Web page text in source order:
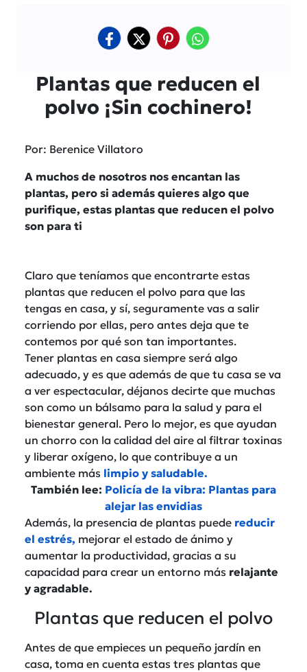
Plantas que reducen el
polvo ¡Sin cochinero!
Por: Berenice Villatoro
A muchos de nosotros nos encantan las
plantas, pero si además quieres algo que
purifique, estas plantas que reducen el polvo
son para ti
Claro que teníamos que encontrarte estas
plantas que reducen el polvo para que las
tengas en casa, y sí, seguramente vas a salir
corriendo por ellas, pero antes deja que te
contemos por qué son tan importantes.
Tener plantas en casa siempre será algo
adecuado, y es que además de que tu casa se va
a ver espectacular, déjanos decirte que muchas
son como un bálsamo para la salud y para el
bienestar general. Pero lo mejor, es que ayudan
un chorro con la calidad del aire al filtrar toxinas
y liberar oxígeno, lo que contribuye a un
ambiente más limpio y saludable.
También lee: Policía de la vibra: Plantas para
alejar las envidias
Además, la presencia de plantas puede reducir
el estrés, mejorar el estado de ánimo y
aumentar la productividad, gracias a su
capacidad para crear un entorno más relajante
y agradable.
Plantas que reducen el polvo
Antes de que empieces un pequeño jardín en
casa, toma en cuenta estas tres plantas que